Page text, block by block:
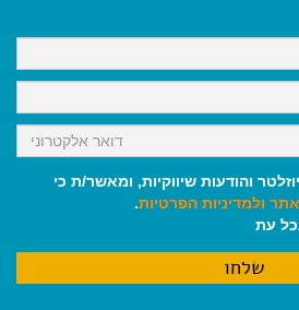
k
p
m
והודעות שיווקיות, ומאשר/ת כי
ולמדיניות הפרטיות.
עת